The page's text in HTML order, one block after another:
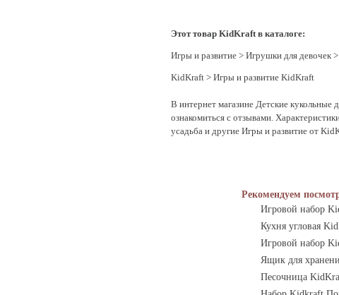
Этот товар KidKraft в каталоге:
Игры и развитие > Игрушки для девочек >
KidKraft > Игры и развитие KidKraft
В интернет магазине Детские
ознакомиться с отзывами.
усадьба и другие Игры и развитие от
Рекомендуем
Игровой набор
Кухня угловая
Игровой набор
Ящик для
Песочница